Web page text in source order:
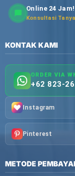
Online 24 Jam!
Konsultasi
KONTAK KAMI
ORDER VIA
+62 823-
Instagram
Pinterest
METODE